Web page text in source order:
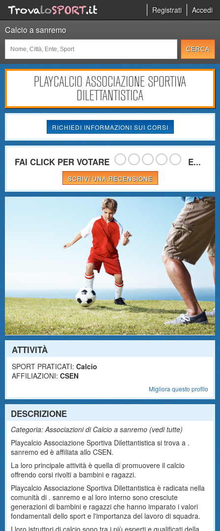
Registrati Accedi
Calcio a sanremo
PLAYCALCIO ASSOCIAZIONE SPORTIVA
DILETTANTISTICA
RICHIEDI INFORMAZIONI SUI CORSI
FAI CLICK PER VOTARE E...
SCRIVI UNA RECENSIONE
ATTIVITÀ
SPORT PRATICATI: Calcio
AFFILIAZIONI: CSEN
Migliora questo profilo
DESCRIZIONE
Categoria: Associazioni di Calcio a sanremo (vedi tutte)
Playcalcio Associazione Sportiva Dilettantistica si trova a .
sanremo ed è affiliata allo CSEN.
La loro principale attività è quella di promuovere il calcio
offrendo corsi rivolti a bambini e ragazzi.
Playcalcio Associazione Sportiva Dilettantistica è radicata nella
comunità di . sanremo e al loro interno sono cresciute
generazioni di bambini e ragazzi che hanno imparato i valori
fondamentali dello sport e l'importanza del lavoro di squadra.
I loro istruttori di calcio sono tra i più esperti e qualificati della